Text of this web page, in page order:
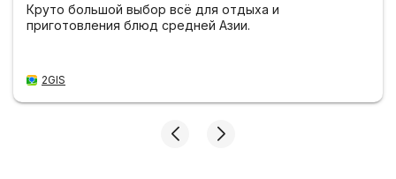
Круто большой выбор всё для отдыха и
приготовления блюд средней Азии.
2GIS